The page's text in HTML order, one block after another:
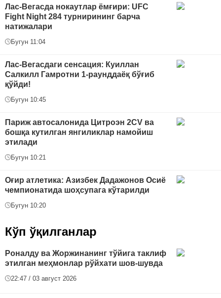
Лас-Вегасда нокаутлар ёмғири: UFC
Fight Night 284 турнирининг барча
натижалари
Бугун 11:04
Лас-Вегасдаги сенсация: Куиллан
Салкилл Гамротни 1-раунддаёқ бўғиб
қўйди!
Бугун 10:45
Париж автосалонида Цитроэн 2CV ва
бошқа кутилган янгиликлар намойиш
этилади
Бугун 10:21
Оғир атлетика: Азизбек Дадажонов Осиё
чемпионатида шоҳсупага кўтарилди
Бугун 10:20
Кўп ўқилганлар
Роналду ва Жоржинанинг тўйига таклиф
этилган меҳмонлар рўйхати шов-шувда
22:47 / 03 август 2026